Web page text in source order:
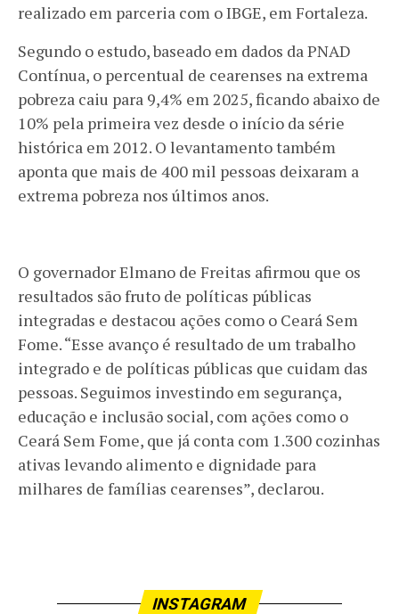
realizado em parceria com o IBGE, em Fortaleza.
Segundo o estudo, baseado em dados da PNAD
Contínua, o percentual de cearenses na extrema
pobreza caiu para 9,4% em 2025, ficando abaixo de
10% pela primeira vez desde o início da série
histórica em 2012. O levantamento também
aponta que mais de 400 mil pessoas deixaram a
extrema pobreza nos últimos anos.
O governador Elmano de Freitas afirmou que os
resultados são fruto de políticas públicas
integradas e destacou ações como o Ceará Sem
Fome. “Esse avanço é resultado de um trabalho
integrado e de políticas públicas que cuidam das
pessoas. Seguimos investindo em segurança,
educação e inclusão social, com ações como o
Ceará Sem Fome, que já conta com 1.300 cozinhas
ativas levando alimento e dignidade para
milhares de famílias cearenses”, declarou.
INSTAGRAM